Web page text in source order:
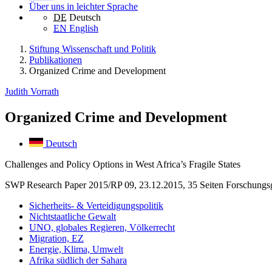
Über uns in leichter Sprache
DE Deutsch
EN English
Stiftung Wissenschaft und Politik
Publikationen
Organized Crime and Development
Judith Vorrath
Organized Crime and Development
Deutsch
Challenges and Policy Options in West Africa’s Fragile States
SWP Research Paper 2015/RP 09, 23.12.2015, 35 Seiten
Sicherheits- & Verteidigungspolitik
Nichtstaatliche Gewalt
UNO, globales Regieren, Völkerrecht
Migration, EZ
Energie, Klima, Umwelt
Afrika südlich der Sahara